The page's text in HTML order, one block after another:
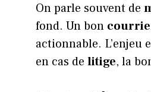
On parle souvent de
fond. Un bon
actionnable.
en cas de litige, la